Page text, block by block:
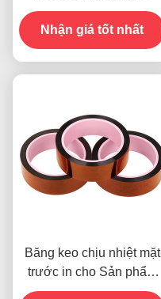
Nhận giá tốt nhất
Băng keo chịu nhiệt mặt
trước in cho Sản phẩm
Còn hàng